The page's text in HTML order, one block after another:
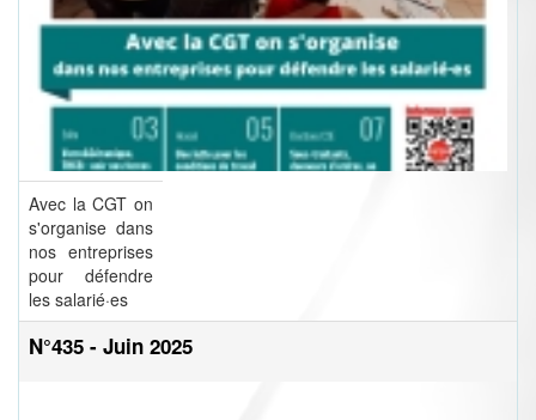
Avec la CGT on
s'organise dans
nos entreprises
pour défendre
les salarié·es
N°435 - Juin 2025